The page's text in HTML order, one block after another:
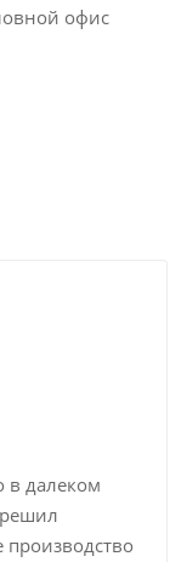
офис
в далеком